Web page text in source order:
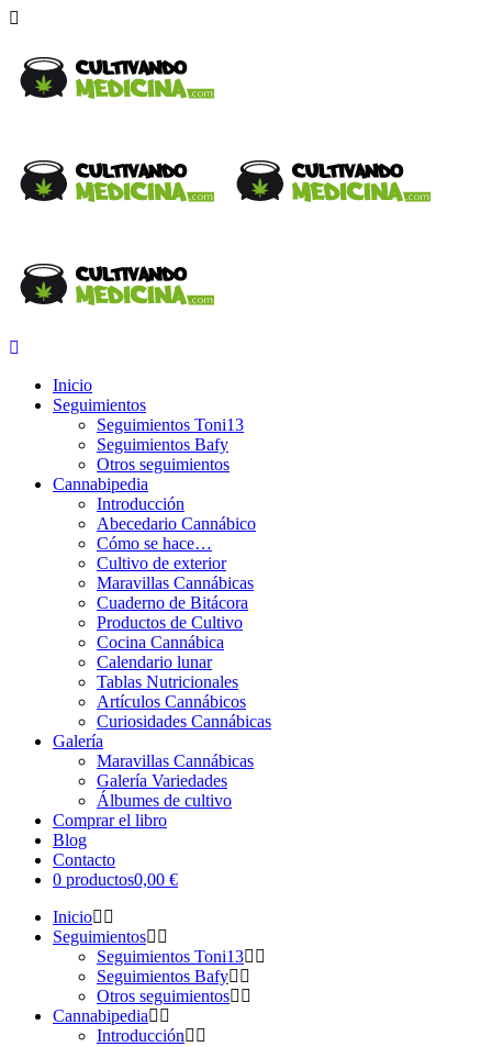
Inicio
Seguimientos
Seguimientos Toni13
Seguimientos Bafy
Otros seguimientos
Cannabipedia
Introducción
Abecedario Cannábico
Cómo se hace…
Cultivo de exterior
Maravillas Cannábicas
Cuaderno de Bitácora
Productos de Cultivo
Cocina Cannábica
Calendario lunar
Tablas Nutricionales
Artículos Cannábicos
Curiosidades Cannábicas
Galería
Maravillas Cannábicas
Galería Variedades
Álbumes de cultivo
Comprar el libro
Blog
Contacto
0 productos0,00 €
Inicio
Seguimientos
Seguimientos Toni13
Seguimientos Bafy
Otros seguimientos
Cannabipedia
Introducción